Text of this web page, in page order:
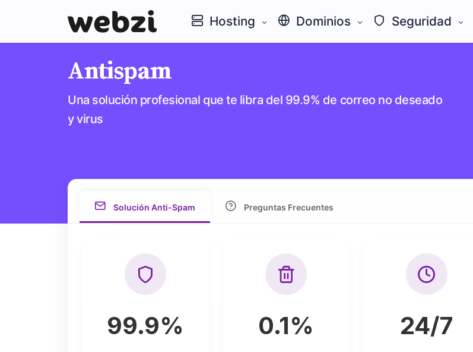
Hosting Dominios Seguridad
Antispam
Una solución profesional que te libra del 99.9% de correo no deseado
y virus
Solución Anti-Spam Preguntas Frecuentes
99.9% 0.1% 24/7